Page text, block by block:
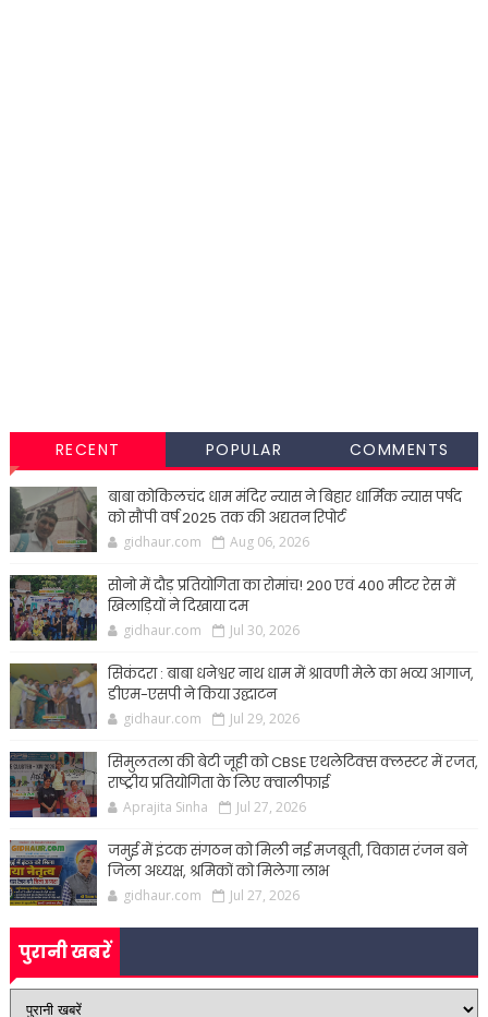
RECENT POPULAR COMMENTS
बाबा कोकिलचंद धाम मंदिर न्यास ने बिहार धार्मिक न्यास पर्षद
को सौंपी वर्ष 2025 तक की अद्यतन रिपोर्ट
gidhaur.com Aug 06, 2026
सोनो में दौड़ प्रतियोगिता का रोमांच! 200 एवं 400 मीटर रेस में
खिलाड़ियों ने दिखाया दम
gidhaur.com Jul 30, 2026
सिकंदरा : बाबा धनेश्वर नाथ धाम में श्रावणी मेले का भव्य आगाज,
डीएम-एसपी ने किया उद्घाटन
gidhaur.com Jul 29, 2026
सिमुलतला की बेटी जूही को CBSE एथलेटिक्स क्लस्टर में रजत,
राष्ट्रीय प्रतियोगिता के लिए क्वालीफाई
Aprajita Sinha Jul 27, 2026
जमुई में इंटक संगठन को मिली नई मजबूती, विकास रंजन बने
जिला अध्यक्ष, श्रमिकों को मिलेगा लाभ
gidhaur.com Jul 27, 2026
पुरानी खबरें